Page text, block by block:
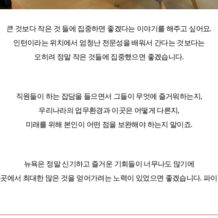
큰 것보다 작은 것 들에 집중하면 좋겠다는 이야기를 해주고 싶어요.
인턴이라는 위치에서 엄청난 전문성을 배워서 간다는 것보다는
오히려 정말 작은 것들에 집중했으면 좋겠습니다.
직원들이 하는 잡담을 들으면서 그들이 무엇에 즐거워하는지,
우리나라의 업무환경과 이곳은 어떻게 다른지,
미래를 위해 본인이 어떤 점을 보완해야 하는지 말이죠.
뉴욕은 정말 신기하고 즐거운 기회들이 너무나도 많기에
에서 최대한 많은 것을 얻어가려는 노력이 있었으면 좋겠습니다. 파